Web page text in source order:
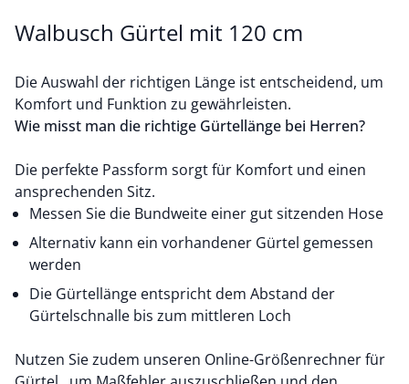
Walbusch Gürtel mit 120 cm
Die Auswahl der richtigen Länge ist entscheidend, um
Komfort und Funktion zu gewährleisten.
Wie misst man die richtige Gürtellänge bei Herren?
Die perfekte Passform sorgt für Komfort und einen
ansprechenden Sitz.
Messen Sie die Bundweite einer gut sitzenden Hose
Alternativ kann ein vorhandener Gürtel gemessen
werden
Die Gürtellänge entspricht dem Abstand der
Gürtelschnalle bis zum mittleren Loch
Nutzen Sie zudem unseren Online-Größenrechner für